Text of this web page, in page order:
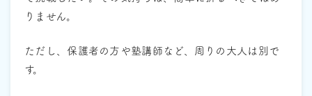
りません。
ただし、保護者の方や塾講師など、周りの大人は別で
す。